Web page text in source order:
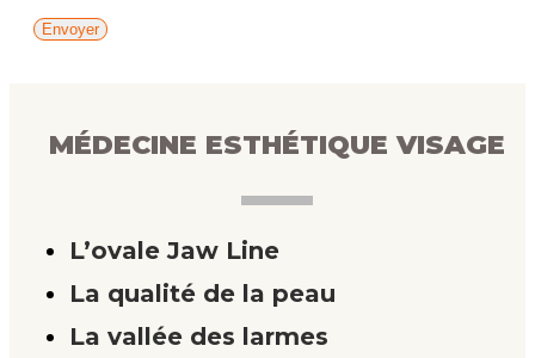
MÉDECINE ESTHÉTIQUE VISAGE
L’ovale Jaw Line
La qualité de la peau
La vallée des larmes